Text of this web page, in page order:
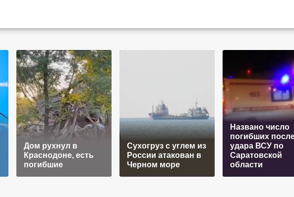
Дом рухнул в
Краснодоне, есть
погибшие
Сухогруз с углем из
России атакован в
Черном море
Названо число
погибших
удара ВСУ по
Саратовской
области